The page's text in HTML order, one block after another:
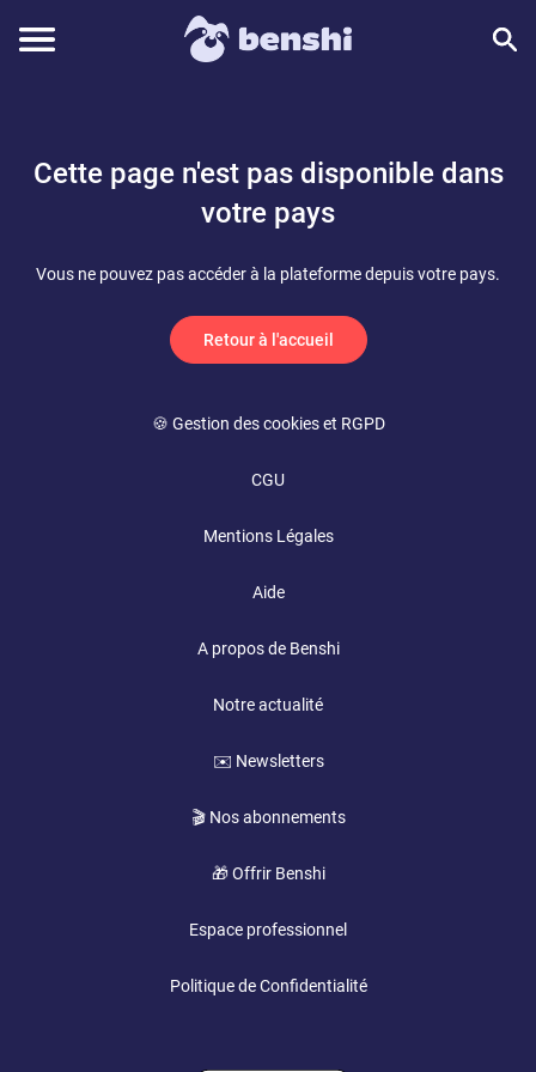
Cette page n'est pas disponible dans
votre pays
Vous ne pouvez pas accéder à la plateforme depuis votre pays.
Retour à l'accueil
🍪 Gestion des cookies et RGPD
CGU
Mentions Légales
Aide
A propos de Benshi
Notre actualité
✉️ Newsletters
🎬 Nos abonnements
🎁 Offrir Benshi
Espace professionnel
Politique de Confidentialité